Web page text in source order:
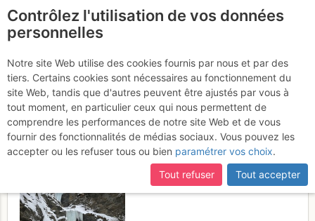
Glassier - Ollomont :
Diretta Dell'Oratorio
Dimanche
12 février 2017
Contrôlez l'utilisation de vos données
personnelles
Notre site Web utilise des cookies fournis par nous et par des
tiers. Certains cookies sont nécessaires au fonctionnement du
site Web, tandis que d'autres peuvent être ajustés par vous à
tout moment, en particulier ceux qui nous permettent de
comprendre les performances de notre site Web et de vous
fournir des fonctionnalités de médias sociaux. Vous pouvez les
accepter ou les refuser tous ou bien paramétrer vos choix.
Tout refuser
Tout accepter